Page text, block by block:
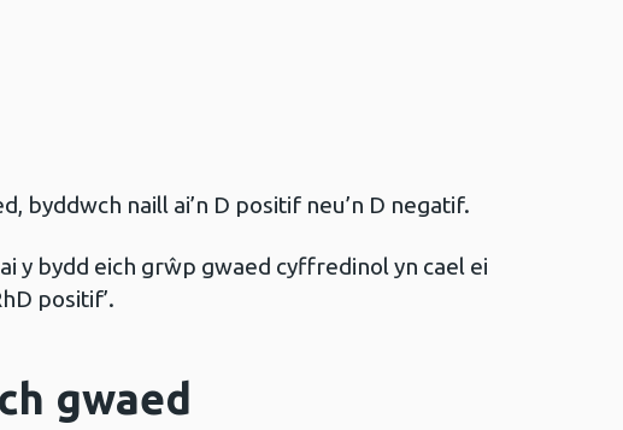
byddwch naill ai’n D positif neu’n D negatif.
y bydd eich grŵp gwaed cyffredinol yn cael ei
positif’.
gwaed